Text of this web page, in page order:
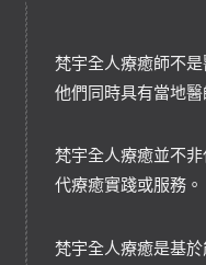
梵宇全人療癒師不
他們同時具有當地醫
梵宇全人療癒並不
代療癒實踐或服務。
梵宇全人療癒是基